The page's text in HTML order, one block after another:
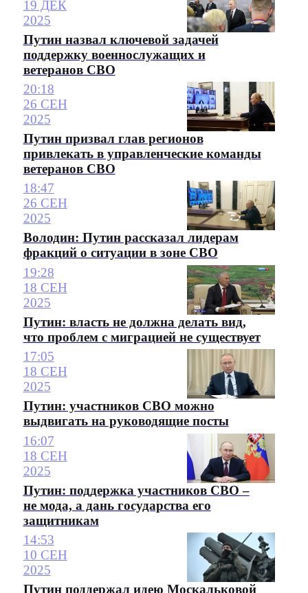
19 ДЕК
2025
Путин назвал ключевой задачей
поддержку военнослужащих и
ветеранов СВО
20:18
26 СЕН
2025
Путин призвал глав регионов
привлекать в управленческие команды
ветеранов СВО
18:47
26 СЕН
2025
Володин: Путин рассказал лидерам
фракций о ситуации в зоне СВО
19:28
18 СЕН
2025
Путин: власть не должна делать вид,
что проблем с миграцией не существует
17:05
18 СЕН
2025
Путин: участников СВО можно
выдвигать на руководящие посты
16:07
18 СЕН
2025
Путин: поддержка участников СВО –
не мода, а дань государства его
защитникам
14:53
10 СЕН
2025
Путин поддержал идею Москальковой